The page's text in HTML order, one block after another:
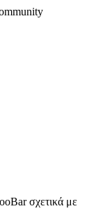
σχετικά με